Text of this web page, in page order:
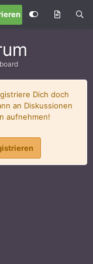
Dich doch
an Diskussionen
aufnehmen!